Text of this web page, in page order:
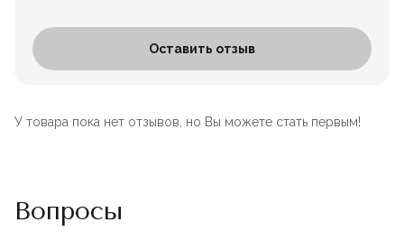
Оставить отзыв
У товара пока нет отзывов, но Вы можете стать первым!
Вопросы